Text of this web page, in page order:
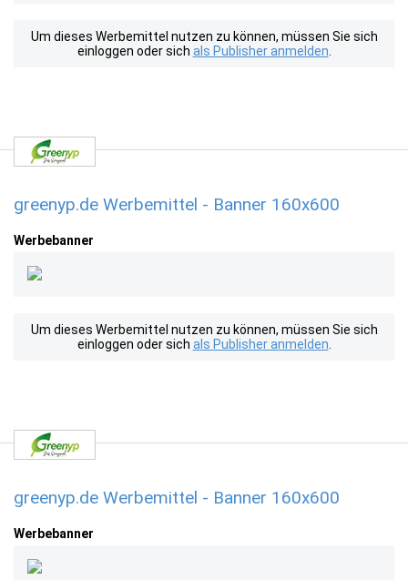
Um dieses Werbemittel nutzen zu können, müssen Sie sich
einloggen oder sich als Publisher anmelden
greenyp.de Werbemittel - Banner 160x600
Werbebanner
Um dieses Werbemittel nutzen zu können, müssen Sie sich
einloggen oder sich als Publisher anmelden
greenyp.de Werbemittel - Banner 160x600
Werbebanner